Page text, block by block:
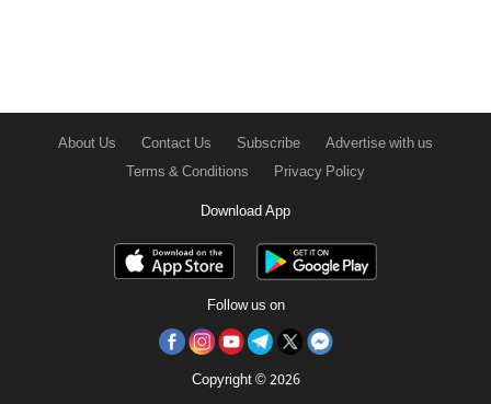
About Us Contact Us Subscribe
Advertise with us
Terms & Conditions
Privacy Policy
Download App
Follow us on
Copyright © 2026